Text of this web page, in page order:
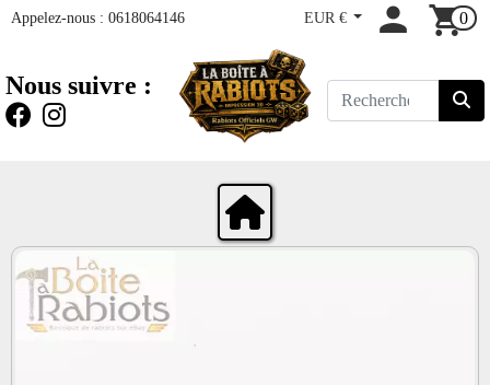
Appelez-nous : 0618064146 EUR € 0
Nous suivre :